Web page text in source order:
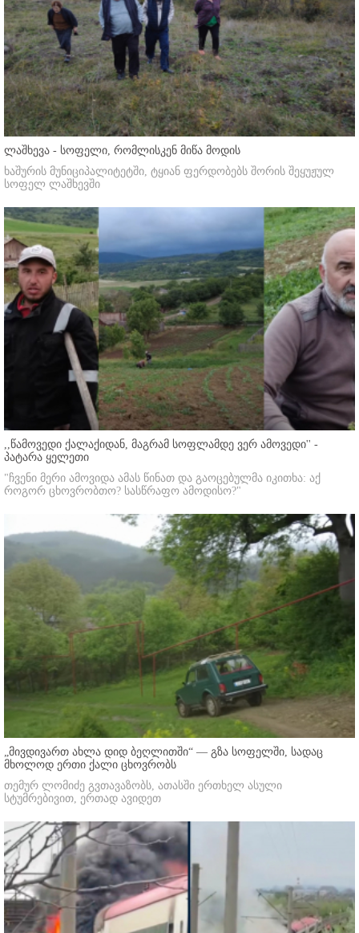
ლაშხევა - სოფელი, რომლისკენ მიწა მოდის
ხაშურის მუნიციპალიტეტში, ტყიან ფერდობებს შორის შეყუჟულ
სოფელ ლაშხევში
,,წამოვედი ქალაქიდან, მაგრამ სოფლამდე ვერ ამოვედი'' -
პატარა ყელეთი
"ჩვენი მერი ამოვიდა ამას წინათ და გაოცებულმა იკითხა: აქ
როგორ ცხოვრობთო? სასწრაფო ამოდისო?"
„მივდივართ ახლა დიდ ბეღლითში“ — გზა სოფელში, სადაც
მხოლოდ ერთი ქალი ცხოვრობს
თემურ ლომიძე გვთავაზობს, ათასში ერთხელ ასული
სტუმრებივით, ერთად ავიდეთ